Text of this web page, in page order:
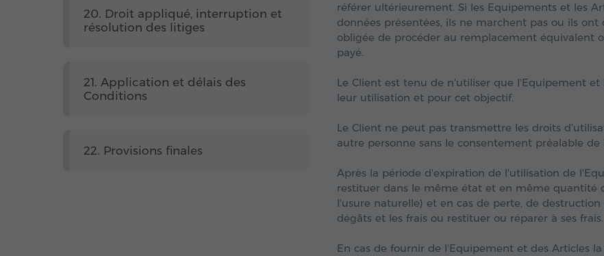
20. Droit appliqué, interruption et
résolution des litiges
21. Application et délais des
Conditions
22. Provisions finales
référer ultérieurement. Si les Equipements et les
données présentées, ils ne marchent pas ou ils
obligée de procéder au remplacement équivalent
payé.
Le Client est tenu de n'utiliser que l'Equipement
leur utilisation et pour cet objectif.
Le Client ne peut pas transmettre les droits
autre personne sans le consentement préalable de
Après la période d'expiration de l'utilisation de
restituer dans le même état et en même quantité
l'usure naturelle) et en cas de perte, de
dégâts et les frais ou restituer ou réparer à ses frais.
En cas de fournir de l'Equipement et des Articles